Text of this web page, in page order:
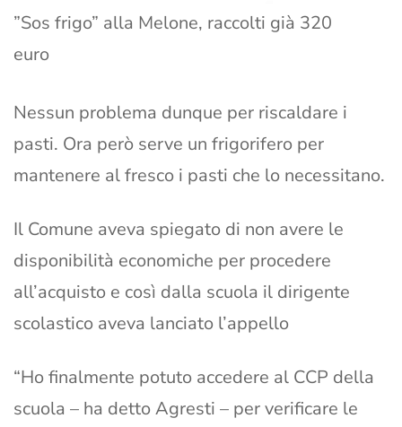
”Sos frigo” alla Melone, raccolti già 320
euro
Nessun problema dunque per riscaldare i
pasti. Ora però serve un frigorifero per
mantenere al fresco i pasti che lo necessitano.
Il Comune aveva spiegato di non avere le
disponibilità economiche per procedere
all’acquisto e così dalla scuola il dirigente
scolastico aveva lanciato l’appello
“Ho finalmente potuto accedere al CCP della
scuola – ha detto Agresti – per verificare le